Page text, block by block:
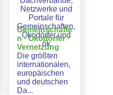
Gemeinschafte
n · Ökodörfer ·
Vernetzung
Die größten
internationalen,
europäischen
und deutschen
Da...